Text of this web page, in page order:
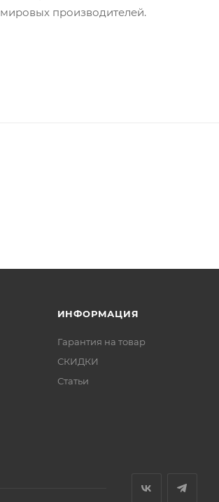
производителей.
ИНФОРМАЦИЯ
Гарантия на товар
СКИДКИ
Статьи